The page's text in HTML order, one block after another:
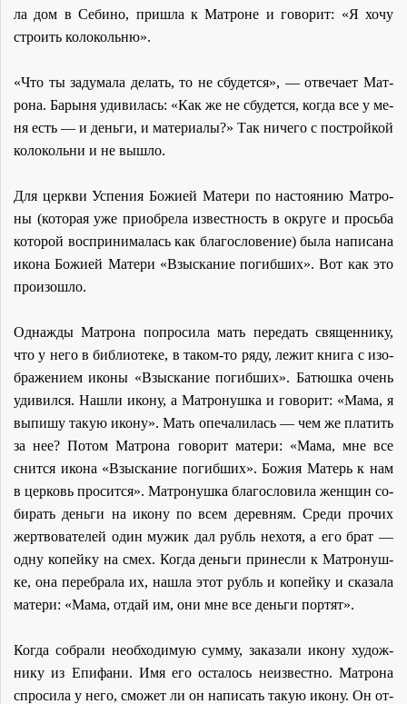
ла дом в Се­би­но, при­шла к Мат­роне и го­во­рит: «Я хо­чу
стро­ить ко­ло­коль­ню».
«Что ты за­ду­ма­ла де­лать, то не сбу­дет­ся», — от­ве­ча­ет Мат­
ро­на. Ба­ры­ня уди­ви­лась: «Как же не сбу­дет­ся, ко­гда все у ме­
ня есть — и день­ги, и ма­те­ри­а­лы?» Так ни­че­го с по­строй­кой
ко­ло­коль­ни и не вы­шло.
Для церк­ви Успе­ния Бо­жи­ей Ма­те­ри по на­сто­я­нию Мат­ро­
ны (ко­то­рая уже при­об­ре­ла из­вест­ность в окру­ге и прось­ба
ко­то­рой вос­при­ни­ма­лась как бла­го­сло­ве­ние) бы­ла на­пи­са­на
ико­на Бо­жи­ей Ма­те­ри «Взыс­ка­ние по­гиб­ших». Вот как это
про­изо­шло.
Од­на­жды Мат­ро­на по­про­си­ла мать пе­ре­дать свя­щен­ни­ку,
что у него в биб­лио­те­ке, в та­ком-то ря­ду, ле­жит кни­га с изо­
бра­же­ни­ем ико­ны «Взыс­ка­ние по­гиб­ших». Ба­тюш­ка очень
уди­вил­ся. На­шли ико­ну, а Мат­ро­нуш­ка и го­во­рит: «Ма­ма, я
вы­пи­шу та­кую ико­ну». Мать опе­ча­ли­лась — чем же пла­тить
за нее? По­том Мат­ро­на го­во­рит ма­те­ри: «Ма­ма, мне все
снит­ся ико­на «Взыс­ка­ние по­гиб­ших». Бо­жия Ма­терь к нам
в цер­ковь про­сит­ся». Мат­ро­нуш­ка бла­го­сло­ви­ла жен­щин со­
би­рать день­ги на ико­ну по всем де­рев­ням. Сре­ди про­чих
жерт­во­ва­те­лей один му­жик дал рубль нехо­тя, а его брат —
од­ну ко­пей­ку на смех. Ко­гда день­ги при­нес­ли к Мат­ро­нуш­
ке, она пе­ре­бра­ла их, на­шла этот рубль и ко­пей­ку и ска­за­ла
ма­те­ри: «Ма­ма, от­дай им, они мне все день­ги пор­тят».
Ко­гда со­бра­ли необ­хо­ди­мую сум­му, за­ка­за­ли ико­ну ху­дож­
ни­ку из Епи­фа­ни. Имя его оста­лось неиз­вест­но. Мат­ро­на
спро­си­ла у него, смо­жет ли он на­пи­сать та­кую ико­ну. Он от­